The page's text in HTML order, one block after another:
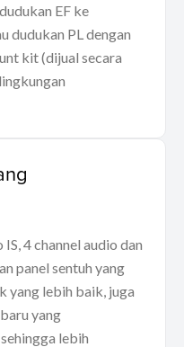
EF ke
dudukan PL dengan
kit (dijual secara
4 channel audio dan
panel sentuh yang
yang lebih baik, juga
yang
lebih